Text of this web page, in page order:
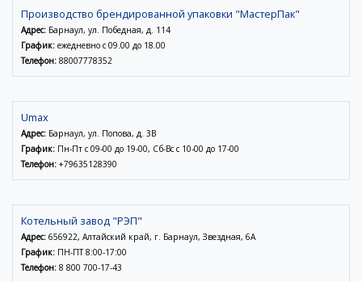
Производство брендированной упаковки "МастерПак"
Адрес: Барнаул, ул. Победная, д. 114
График: ежедневно с 09.00 до 18.00
Телефон: 88007778352
Umax
Адрес: Барнаул, ул. Попова, д. 3В
График: Пн-Пт с 09-00 до 19-00, Сб-Вс с 10-00 до 17-00
Телефон: +79635128390
Котельный завод "РЭП"
Адрес: 656922, Алтайский край, г. Барнаул, Звездная, 6А
График: ПН-ПТ 8:00-17:00
Телефон: 8 800 700-17-43